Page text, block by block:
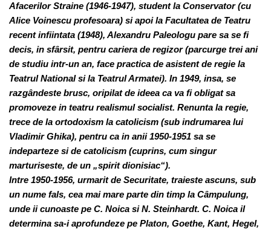
Afacerilor Straine (1946-1947), student la Conservator (cu
Alice Voinescu profesoara) si apoi la Facultatea de Teatru
recent infiintata (1948), Alexandru Paleologu pare sa se fi
decis, in sfârsit, pentru cariera de regizor (parcurge trei ani
de studiu intr-un an, face practica de asistent de regie la
Teatrul National si la Teatrul Armatei). In 1949, insa, se
razgândeste brusc, oripilat de ideea ca va fi obligat sa
promoveze in teatru realismul socialist. Renunta la regie,
trece de la ortodoxism la catolicism (sub indrumarea lui
Vladimir Ghika), pentru ca in anii 1950-1951 sa se
indeparteze si de catolicism (cuprins, cum singur
marturiseste, de un „spirit dionisiac“).
Intre 1950-1956, urmarit de Securitate, traieste ascuns, sub
un nume fals, cea mai mare parte din timp la Câmpulung,
unde ii cunoaste pe C. Noica si N. Steinhardt. C. Noica il
determina sa-i aprofundeze pe Platon, Goethe, Kant, Hegel,